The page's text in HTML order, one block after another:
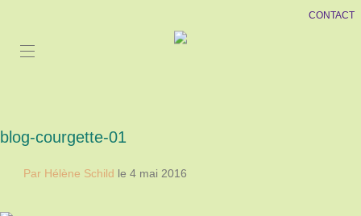
CONTACT
blog-courgette-01
Par Hélène Schild le 4 mai 2016